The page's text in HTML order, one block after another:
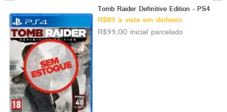
Tomb Raider Definitive Edition - PS4
R$89 à vista em dinheiro
R$99,00 inicial parcelado